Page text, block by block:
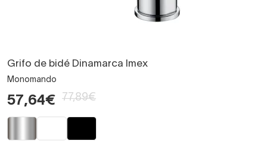
Grifo de bidé Dinamarca Imex
Monomando
57,64€ 77,89€